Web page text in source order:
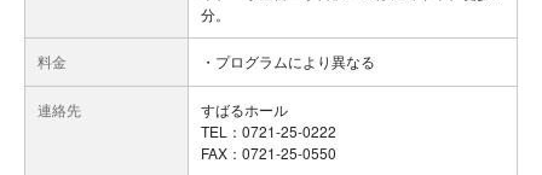
分。
料金 ・プログラムにより異なる
連絡先
すばるホール
TEL：0721-25-0222
FAX：0721-25-0550